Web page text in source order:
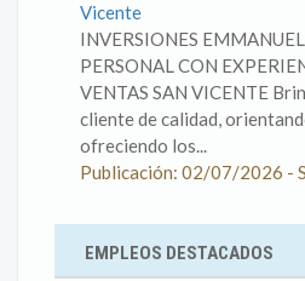
Vicente
INVERSIONES
PERSONAL CON
VENTAS SAN VICENTE
cliente de calidad,
ofreciendo los...
Publicación: 02/07/2026 -
EMPLEOS DESTACADOS